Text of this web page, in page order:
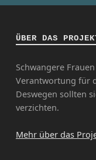
ÜBER DAS
Schwangere
Verantwortung für
Deswegen sollten
verzichten.
Mehr über das